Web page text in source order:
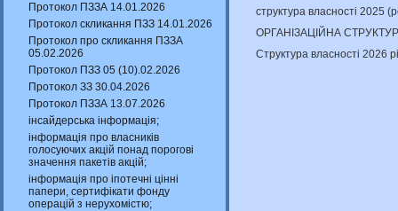
Протокол ПЗЗА 14.01.2026
Протокол скликання ПЗЗ 14.01.2026
Протокол про скликання ПЗЗА
05.02.2026
Протокол ПЗЗ 05 (10).02.2026
Протокол ЗЗ 30.04.2026
Протокол ПЗЗА 13.07.2026
інсайдерська інформація;
інформація про власників
голосуючих акцій понад порогові
значення пакетів акцій;
інформація про іпотечні цінні
папери, сертифікати фонду
операцій з нерухомістю;
структура власності 2025
ОРГАНІЗАЦІЙНА
Структура власності 2026